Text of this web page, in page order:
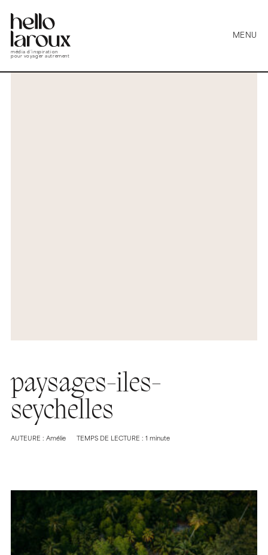
média d’inspiration
pour voyager autrement
MENU
paysages-iles-
seychelles
AUTEURE : Amélie TEMPS DE LECTURE : 1 minute